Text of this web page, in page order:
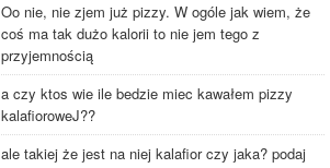
Oo nie, nie zjem już pizzy. W ogóle jak wiem, że
coś ma tak dużo kalorii to nie jem tego z
przyjemnością
a czy ktos wie ile bedzie miec kawałem pizzy
kalafioroweJ??
ale takiej że jest na niej kalafior czy jaka? podaj